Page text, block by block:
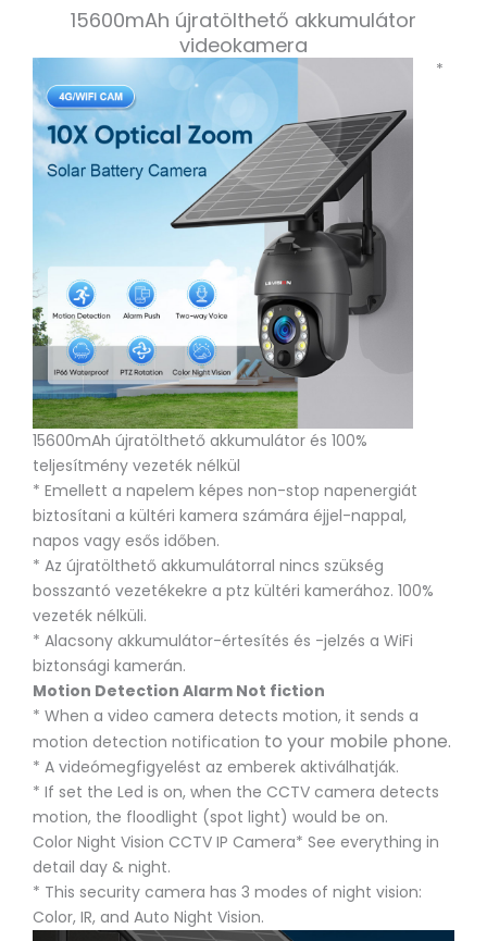
15600mAh újratölthető akkumulátor
videokamera
*
15600mAh újratölthető akkumulátor és 100%
teljesítmény vezeték nélkül
* Emellett a napelem képes non-stop napenergiát
biztosítani a kültéri kamera számára éjjel-nappal,
napos vagy esős időben.
* Az újratölthető akkumulátorral nincs szükség
bosszantó vezetékekre a ptz kültéri kamerához. 100%
vezeték nélküli.
* Alacsony akkumulátor-értesítés és -jelzés a WiFi
biztonsági kamerán.
Motion Detection Alarm Not fiction
* When a video camera detects motion, it sends a
motion detection notification to your mobile phone.
* A videómegfigyelést az emberek aktiválhatják.
* If set the Led is on, when the CCTV camera detects
motion, the floodlight (spot light) would be on.
Color Night Vision CCTV IP Camera* See everything in
detail day & night.
* This security camera has 3 modes of night vision:
Color, IR, and Auto Night Vision.